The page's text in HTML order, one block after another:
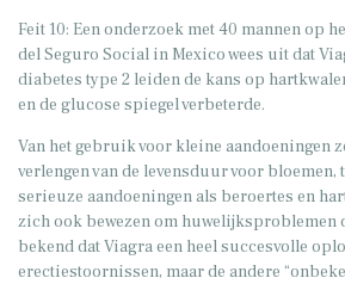
Feit 10: Een onderzoek met 40 mannen op
del Seguro Social in Mexico wees uit dat
diabetes type 2 leiden de kans op
en de glucose spiegel verbeterde.
Van het gebruik voor kleine aandoeningen
verlengen van de levensduur voor
serieuze aandoeningen als beroertes en
zich ook bewezen om huwelijksproblemen
bekend dat Viagra een heel succesvolle
erectiestoornissen, maar de andere